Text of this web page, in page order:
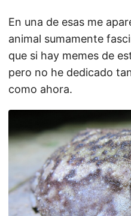
En una de esas me
animal sumamente
que si hay memes de
pero no he dedicado
como ahora.